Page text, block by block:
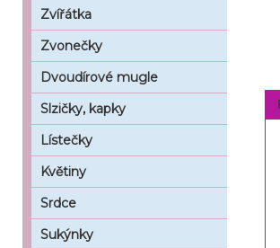
Zvířátka
Zvonečky
Dvoudírové mugle
Slzičky, kapky
Lístečky
Květiny
Srdce
Sukýnky